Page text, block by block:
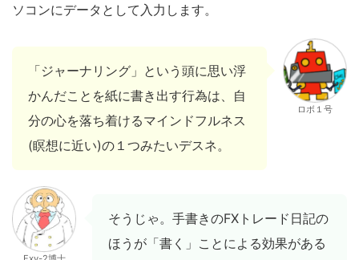
ソコンにデータとして入力します。
「ジャーナリング」という頭に思い浮
かんだことを紙に書き出す行為は、自
分の心を落ち着けるマインドフルネス
(瞑想に近い)の１つみたいデスネ。
ロボ１号
そうじゃ。手書きのFXトレード日記の
ほうが「書く」ことによる効果がある